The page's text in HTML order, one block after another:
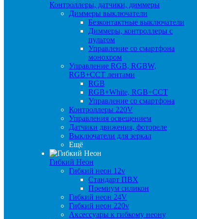
Контроллеры, датчики, диммеры
Диммеры выключатели
Безконтактные выключатели
Диммеры, контроллеры с
пультом
Управление со смартфона
монохром
Управление RGB, RGBW,
RGB+CCT лентами
RGB
RGB+White, RGB+CCT
Управление со смартфона
Контроллеры 220V
Управления освещением
Датчики движения, фотореле
Выключатели для зеркал
Ещё
Гибкий Неон
Гибкий неон 12v
Стандарт ПВХ
Премиум силикон
Гибкий неон 24V
Гибкий неон 220v
Аксессуары к гибкому неону